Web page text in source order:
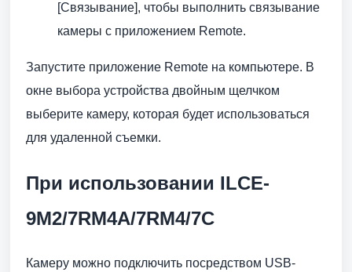
[Связывание], чтобы выполнить связывание
камеры с приложением Remote.
Запустите приложение Remote на компьютере. В
окне выбора устройства двойным щелчком
выберите камеру, которая будет использоваться
для удаленной съемки.
При использовании ILCE-
9M2/7RM4A/7RM4/7C
Камеру можно подключить посредством USB-